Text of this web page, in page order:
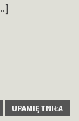
UPAMIĘTNIŁA